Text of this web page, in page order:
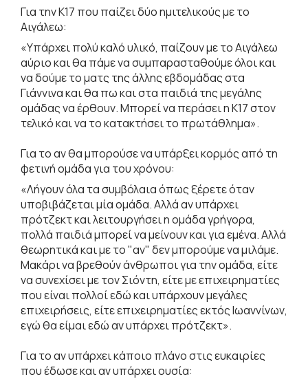
Για την Κ17 που παίζει δύο ημιτελικούς με το
Αιγάλεω:
«Υπάρχει πολύ καλό υλικό, παίζουν με το Αιγάλεω
αύριο και θα πάμε να συμπαρασταθούμε όλοι και
να δούμε το ματς της άλλης εβδομάδας στα
Γιάννινα και θα πω και στα παιδιά της μεγάλης
ομάδας να έρθουν. Μπορεί να περάσει η Κ17 στον
τελικό και να το κατακτήσει το πρωτάθλημα».
Για το αν θα μπορούσε να υπάρξει κορμός από τη
φετινή ομάδα για του χρόνου:
«Λήγουν όλα τα συμβόλαια όπως ξέρετε όταν
υποβιβάζεται μία ομάδα. Αλλά αν υπάρχει
πρότζεκτ και λειτουργήσει η ομάδα γρήγορα,
πολλά παιδιά μπορεί να μείνουν και για εμένα. Αλλά
θεωρητικά και με το "αν" δεν μπορούμε να μιλάμε.
Μακάρι να βρεθούν άνθρωποι για την ομάδα, είτε
να συνεχίσει με τον Σιόντη, είτε με επιχειρηματίες
που είναι πολλοί εδώ και υπάρχουν μεγάλες
επιχειρήσεις, είτε επιχειρηματίες εκτός Ιωαννίνων,
εγώ θα είμαι εδώ αν υπάρχει πρότζεκτ».
Για το αν υπάρχει κάποιο πλάνο στις ευκαιρίες
που έδωσε και αν υπάρχει ουσία: